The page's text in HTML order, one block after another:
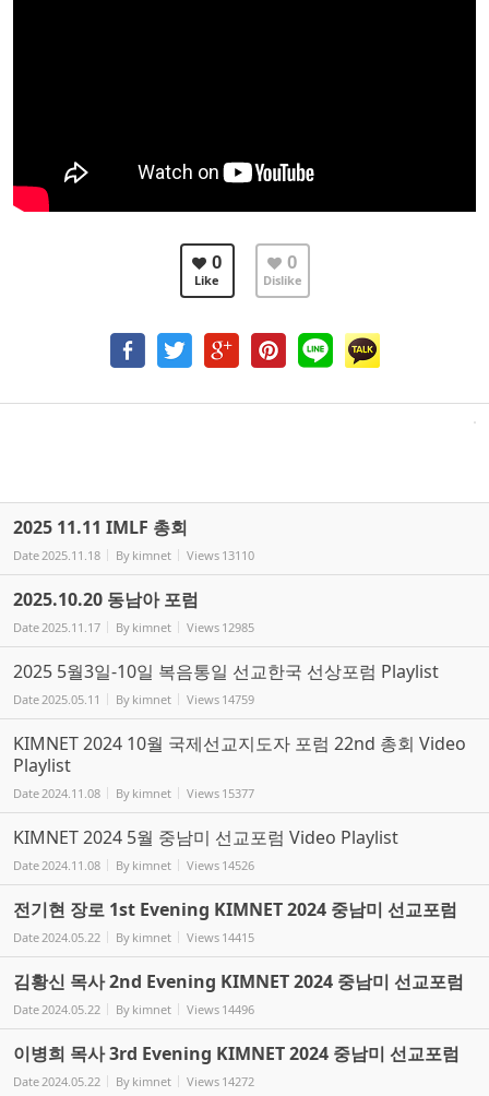
0
Like
0
Dislike
2025 11.11 IMLF 총회
Date2025.11.18 By kimnet Views 13110
2025.10.20 동남아 포럼
Date2025.11.17 By kimnet Views 12985
2025 5월3일-10일 복음통일 선교한국 선상포럼 Playlist
Date2025.05.11 By kimnet Views 14759
KIMNET 2024 10월 국제선교지도자 포럼 22nd 총회 Video
Playlist
Date2024.11.08 By kimnet Views 15377
KIMNET 2024 5월 중남미 선교포럼 Video Playlist
Date2024.11.08 By kimnet Views 14526
전기현 장로 1st Evening KIMNET 2024 중남미 선교포럼
Date2024.05.22 By kimnet Views 14415
김황신 목사 2nd Evening KIMNET 2024 중남미 선교포럼
Date2024.05.22 By kimnet Views 14496
이병희 목사 3rd Evening KIMNET 2024 중남미 선교포럼
Date2024.05.22 By kimnet Views 14272